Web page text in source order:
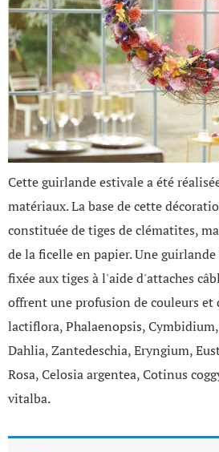
Cette guirlande estivale a été
matériaux. La base de cette
constituée de tiges de clématites,
de la ficelle en papier. Une
fixée aux tiges à l'aide d'attaches
offrent une profusion de couleurs et
lactiflora, Phalaenopsis,
Dahlia, Zantedeschia, Eryngium,
Rosa, Celosia argentea, Cotinus
vitalba.